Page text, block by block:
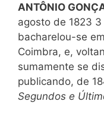
ANTÔNIO
agosto de 1823
bacharelou-se
Coimbra, e,
sumamente se
publicando, de
Segundos e